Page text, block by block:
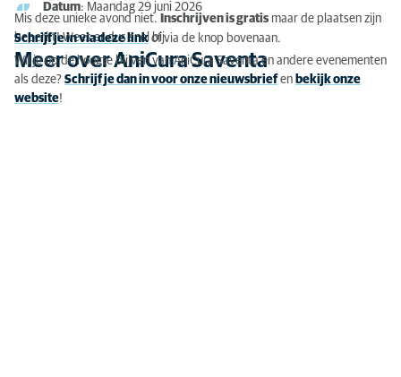
Datum: Maandag 29 juni 2026
Mis deze unieke avond niet. Inschrijven is gratis maar de plaatsen zijn
beperkt! Wees er dus snel bij.
Schrijf je in via deze linkof via de knop bovenaan.
Meer over AniCura Saventa
Wil je op de hoogte blijven van AniCura Saventa en andere evenementen
als deze? Schrijf je dan in voor onze nieuwsbrief en bekijk onze
website!